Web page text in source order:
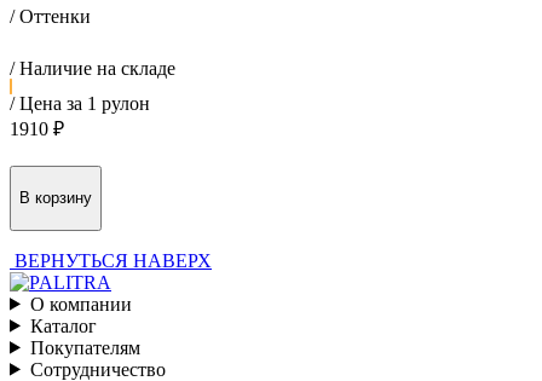
/ Оттенки
/ Наличие на складе
/ Цена за 1 рулон
1910 ₽
ВЕРНУТЬСЯ НАВЕРХ
О компании
Каталог
Покупателям
Сотрудничество